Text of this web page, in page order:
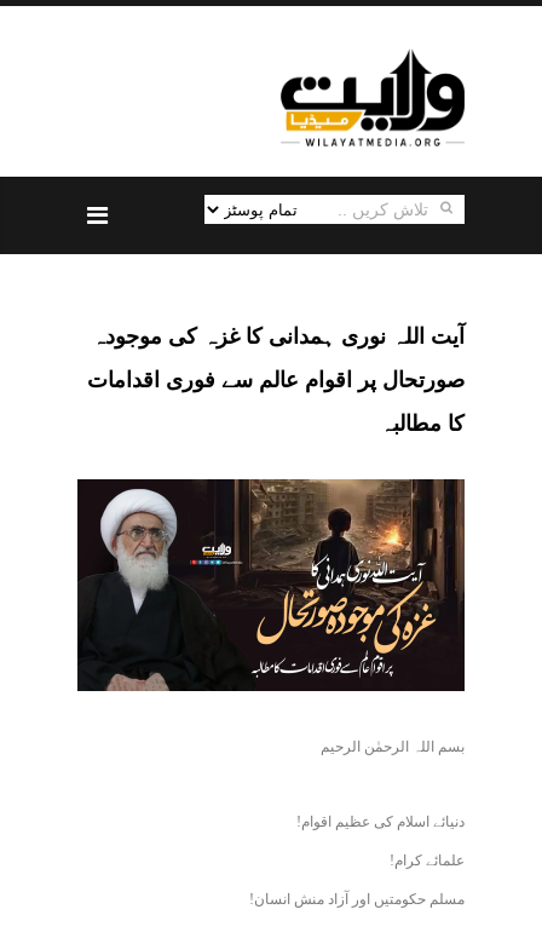
آیت اللہ نوری ہمدانی کا غزہ کی موجودہ
صورتحال پر اقوام عالم سے فوری اقدامات
کا مطالبہ
بسم اللہ الرحمٰن الرحیم
دنیائے اسلام کی عظیم اقوام!
علمائے کرام!
مسلم حکومتیں اور آزاد منش انسان!